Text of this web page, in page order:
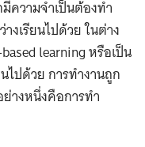
ความจําเป็นต้องทํา
งเรียนไปด้วย ในต่าง
learning หรือเป็น
ไปด้วย การทำงานถูก
างหนึ่งคือการทำ